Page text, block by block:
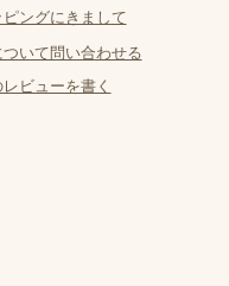
ングにきまして
いて問い合わせる
ビューを書く